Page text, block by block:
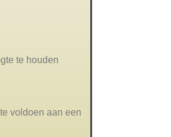
te houden
voldoen aan een